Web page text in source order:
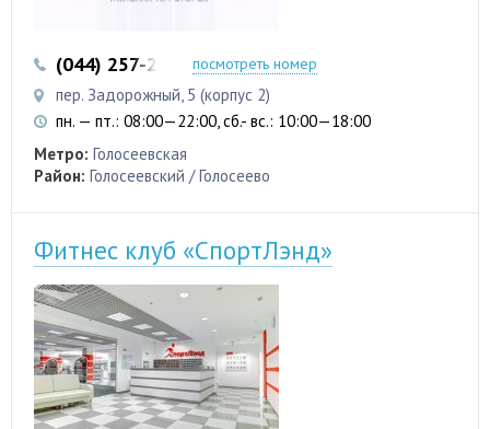
(044) 257-20-80 (095) 554-44-44
посмотреть номер
пер. Задорожный, 5 (корпус 2)
пн. — пт.: 08:00—22:00, сб.- вс.: 10:00—18:00
Метро: Голосеевская
Район: Голосеевский / Голосеево
Фитнес клуб «СпортЛэнд»